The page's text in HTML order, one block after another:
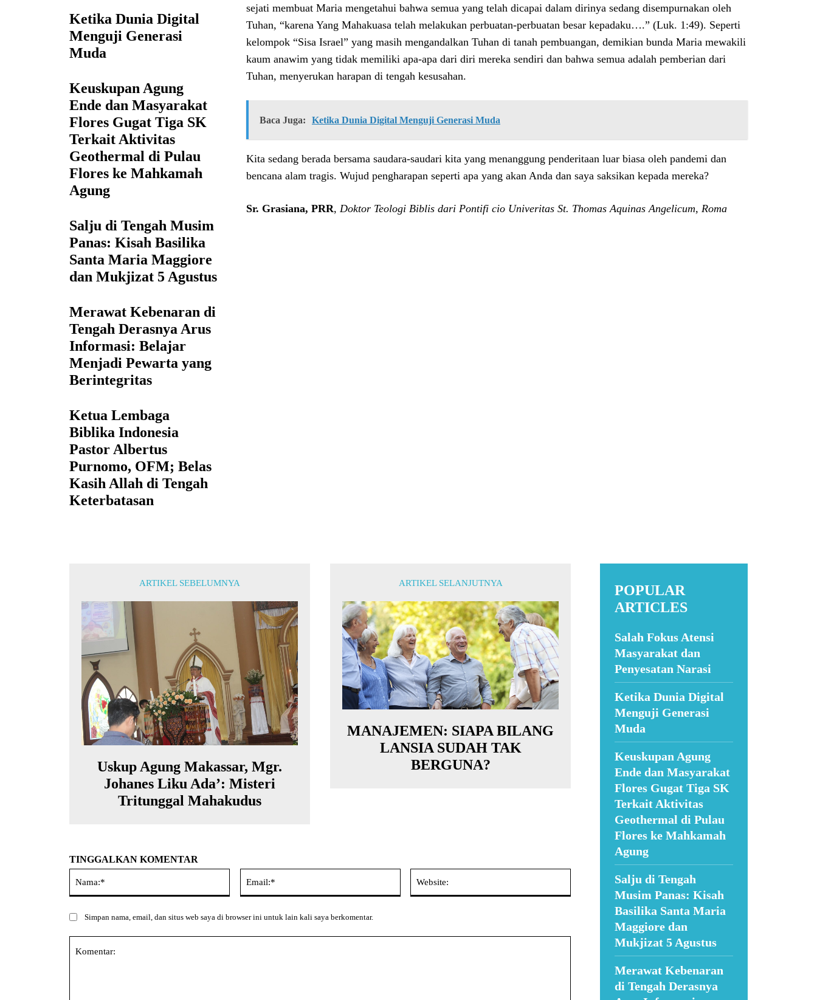
Ketika Dunia Digital
Menguji Generasi
Muda
Keuskupan Agung
Ende dan Masyarakat
Flores Gugat Tiga SK
Terkait Aktivitas
Geothermal di Pulau
Flores ke Mahkamah
Agung
Salju di Tengah Musim
Panas: Kisah Basilika
Santa Maria Maggiore
dan Mukjizat 5 Agustus
Merawat Kebenaran di
Tengah Derasnya Arus
Informasi: Belajar
Menjadi Pewarta yang
Berintegritas
Ketua Lembaga
Biblika Indonesia
Pastor Albertus
Purnomo, OFM; Belas
Kasih Allah di Tengah
Keterbatasan
sejati membuat Maria mengetahui bahwa semua yang telah dicapai dalam dirinya sedang disempurnakan oleh
Tuhan, “karena Yang Mahakuasa telah melakukan perbuatan-perbuatan besar kepadaku….” (Luk. 1:49). Seperti
kelompok “Sisa Israel” yang masih mengandalkan Tuhan di tanah pembuangan, demikian bunda Maria mewakili
kaum anawim yang tidak memiliki apa-apa dari diri mereka sendiri dan bahwa semua adalah pemberian dari
Tuhan, menyerukan harapan di tengah kesusahan.
Baca Juga: Ketika Dunia Digital Menguji Generasi Muda
Kita sedang berada bersama saudara-saudari kita yang menanggung penderitaan luar biasa oleh pandemi dan
bencana alam tragis. Wujud pengharapan seperti apa yang akan Anda dan saya saksikan kepada mereka?
Sr. Grasiana, PRR, Doktor Teologi Biblis dari Pontifi cio Univeritas St. Thomas Aquinas Angelicum, Roma
ARTIKEL SEBELUMNYA
Uskup Agung Makassar, Mgr.
Johanes Liku Ada’: Misteri
Tritunggal Mahakudus
ARTIKEL SELANJUTNYA
MANAJEMEN: SIAPA BILANG
LANSIA SUDAH TAK
BERGUNA?
TINGGALKAN KOMENTAR
Simpan nama, email, dan situs web saya di browser ini untuk lain kali saya berkomentar.
POPULAR
ARTICLES
Salah Fokus Atensi
Masyarakat dan
Penyesatan Narasi
Ketika Dunia Digital
Menguji Generasi
Muda
Keuskupan Agung
Ende dan Masyarakat
Flores Gugat Tiga SK
Terkait Aktivitas
Geothermal di Pulau
Flores ke Mahkamah
Agung
Salju di Tengah
Musim Panas: Kisah
Basilika Santa Maria
Maggiore dan
Mukjizat 5 Agustus
Merawat Kebenaran
di Tengah Derasnya